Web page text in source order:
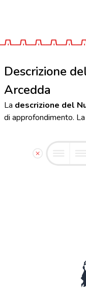
Descrizione
Arcedda
La descrizione del
di approfondimento.